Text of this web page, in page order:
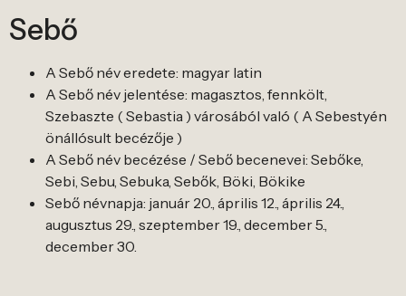
Sebő
A Sebő név eredete: magyar latin
A Sebő név jelentése: magasztos, fennkölt,
Szebaszte ( Sebastia ) városából való ( A Sebestyén
önállósult becézője )
A Sebő név becézése / Sebő becenevei: Sebőke,
Sebi, Sebu, Sebuka, Sebők, Böki, Bökike
Sebő névnapja: január 20., április 12., április 24.,
augusztus 29., szeptember 19., december 5.,
december 30.